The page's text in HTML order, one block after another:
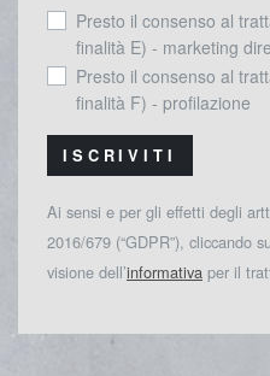
Presto il consenso al
finalità E) - marketing
Presto il consenso al
finalità F) - profilazione
ISCRIVITI
Ai sensi e per gli effetti degli
2016/679 (“GDPR”), cliccando
visione dell’informativa per il